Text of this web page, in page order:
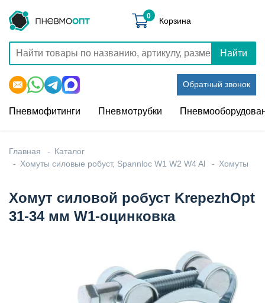
Найти
Обратный звонок
0 Корзина
Пневмофитинги Пневмотрубки
Главная
Каталог
Хомуты силовые робуст, Spannloc W1 W2 W4 Al
Хомуты
Хомут силовой робуст KrepezhOpt
31-34 мм W1-оцинковка